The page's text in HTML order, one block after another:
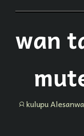
wan
jan kulupu Alesanwa